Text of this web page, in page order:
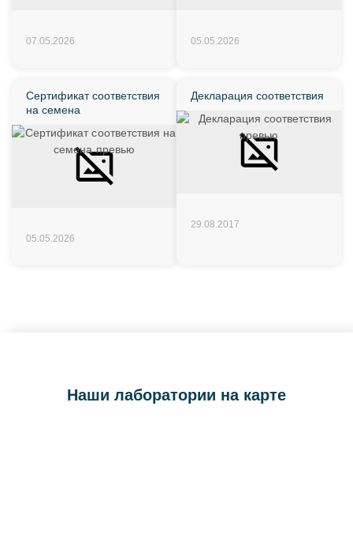
07.05.2026 05.05.2026
Сертификат соответствия
на семена
05.05.2026
Декларация соответствия
29.08.2017
Наши лаборатории на карте